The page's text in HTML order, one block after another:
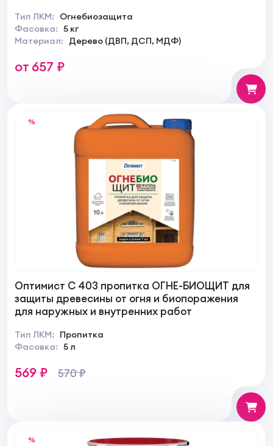
Тип ЛКМ:
Огнебиозащита
Фасовка: 5 кг
Материал:
Дерево (ДВП, ДСП, МДФ)
от 657 ₽
%
Оптимист C 403 пропитка ОГНЕ-БИОЩИТ для
защиты древесины от огня и биопоражения
для наружных и внутренних работ
Тип ЛКМ:
Пропитка
Фасовка: 5 л
569 ₽ 570 ₽
%